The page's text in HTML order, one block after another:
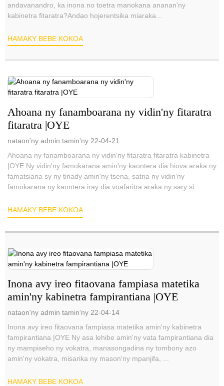
andavanandro, ka inona no toetra manokana ananan'ny
kabinetra fitaratra?Andao hojerentsika miaraka...
HAMAKY BEBE KOKOA
Ahoana ny fanamboarana ny vidin'ny fitaratra
fitaratra |OYE
nataon'ny admin tamin'ny 22-04-21
Ahoana ny fanamboarana ny vidin'ny fitaratra fitaratra kabinetra
|OYE Ny vidin'ny famokarana amin'ny kaontera dia hiova araka ny
famatsiana sy ny tinady amin'ny tsena, satria ny vidin'ny
famokarana ny kaontera iray dia voafaritra araka ny sary si...
HAMAKY BEBE KOKOA
Inona avy ireo fitaovana fampiasa matetika
amin'ny kabinetra fampirantiana |OYE
nataon'ny admin tamin'ny 22-04-14
Inona avy ireo fitaovana fampiasa matetika amin'ny kabinetra
fampirantiana |OYE Ny asa lehibe amin'ny vata fampirantiana dia
ny mampiseho ny vokatra, manasongadina ny tombony azo
amin'ny vokatra, misarika ny mason'ny mpanjifa, ...
HAMAKY BEBE KOKOA